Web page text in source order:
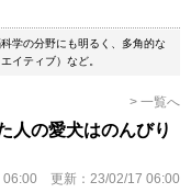
学の分野にも明るく、多角的な
イティブ）など。
> 一覧へ
人の愛犬はのんびり
06:00 更新： 23/02/17 06:00